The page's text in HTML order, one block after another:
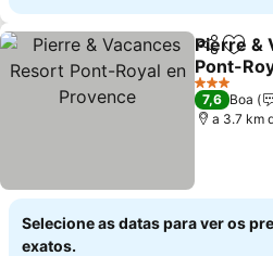
Partilhar
Pierre &
Pont-
Ver
3 Estrelas
7,6 Boa
a 3.7 km
Selecione as datas para ver os
exatos.